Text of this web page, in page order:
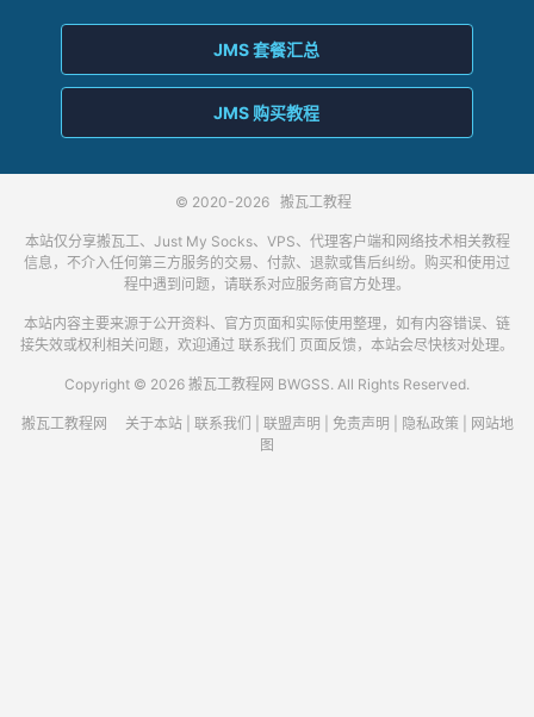
JMS 套餐汇总
JMS 购买教程
© 2020-2026 搬瓦工教程
本站仅分享搬瓦工、Just My Socks、VPS、代理客户端和网络技术相关教程
信息，不介入任何第三方服务的交易、付款、退款或售后纠纷。购买和使用过
程中遇到问题，请联系对应服务商官方处理。
本站内容主要来源于公开资料、官方页面和实际使用整理，如有内容错误、链
接失效或权利相关问题，欢迎通过 联系我们 页面反馈，本站会尽快核对处理。
Copyright © 2026 搬瓦工教程网 BWGSS. All Rights Reserved.
搬瓦工教程网 关于本站| 联系我们 联盟声明 免责声明 隐私政策
网站地
图